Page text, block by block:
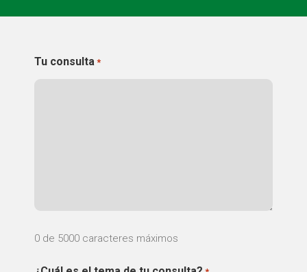
Tu consulta *
0 de 5000 caracteres máximos
La Fundació
Butlletins